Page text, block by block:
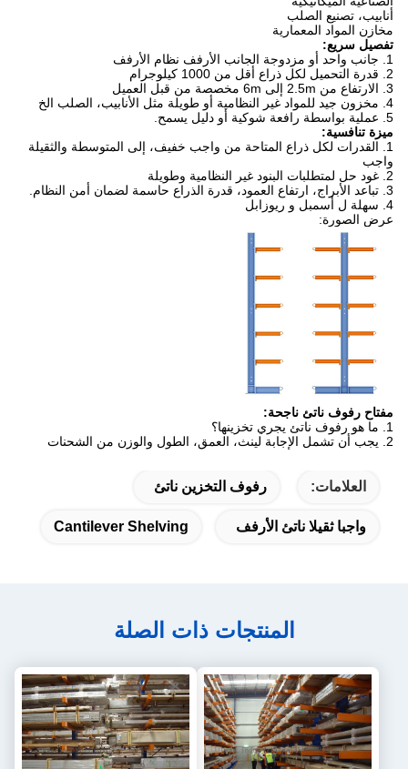
أنابيب، تصنيع الصلب
مخازن المواد المعمارية
تفصيل سريع:
4. مخزون جيد للمواد غير النظامية أو طويلة مثل الأنابيب، الصلب الخ
5. عملية بواسطة رافعة شوكية أو دليل يسمح.
ميزة تنافسية:
1. القدرات لكل ذراع المتاحة من واجب خفيف، إلى المتوسطة والثقيلة
واجب
4. سهلة ل أسمبل و ريوزابل
عرض الصورة:
مفتاح رفوف ناتئ ناجحة:
العلامات: رفوف التخزين ناتئ
واجبا ثقيلا ناتئ الأرفف Cantilever Shelving
المنتجات ذات الصلة